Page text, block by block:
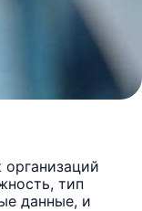
тип
данные, и